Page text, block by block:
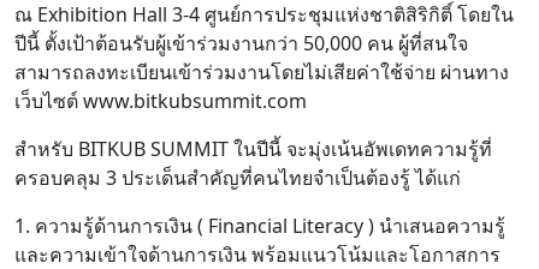
ณ Exhibition Hall 3-4 ศูนย์การประชุมแห่งชาติสิริกิติ์ โดยใน
ปีนี้ ตั้งเป้าต้อนรับผู้เข้าร่วมงานกว่า 50,000 คน ผู้ที่สนใจ
สามารถลงทะเบียนเข้าร่วมงานโดยไม่เสียค่าใช้จ่าย ผ่านทาง
เว็บไซต์ www.bitkubsummit.com
สำหรับ BITKUB SUMMIT ในปีนี้ จะมุ่งเน้นอัพเดทความรู้ที่
ครอบคลุม 3 ประเด็นสำคัญที่คนไทยจำเป็นต้องรู้ ได้แก่
1. ความรู้ด้านการเงิน ( Financial Literacy ) นำเสนอความรู้
และความเข้าใจด้านการเงิน พร้อมแนวโน้มและโอกาสการ